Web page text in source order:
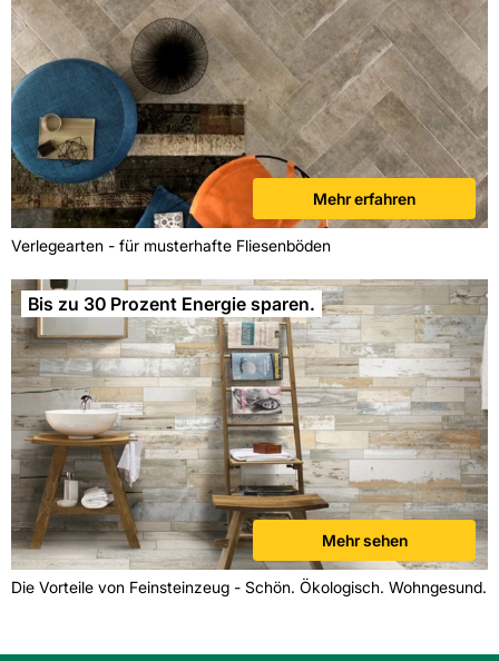
Mehr erfahren
Verlegearten - für musterhafte Fliesenböden
Bis zu 30 Prozent Energie sparen.
Mehr sehen
Die Vorteile von Feinsteinzeug - Schön. Ökologisch. Wohngesund.